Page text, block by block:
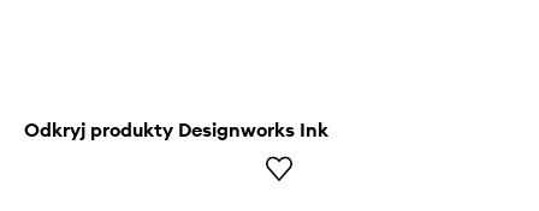
Odkryj produkty Designworks Ink